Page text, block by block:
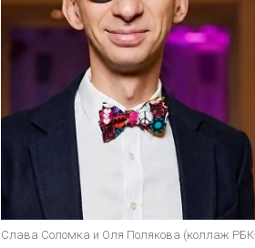
Слава Соломка и Оля Полякова (коллаж